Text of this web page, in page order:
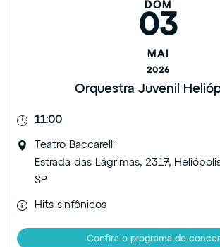
DOM
03
MAI
2026
Orquestra Juvenil
11:00
Teatro Baccarelli
Estrada das Lágrimas, 2317,
SP
Hits sinfônicos
Confira o programa de